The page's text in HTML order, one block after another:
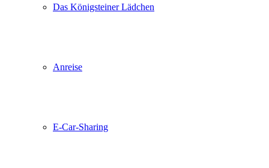
Das Königsteiner Lädchen
Anreise
E-Car-Sharing